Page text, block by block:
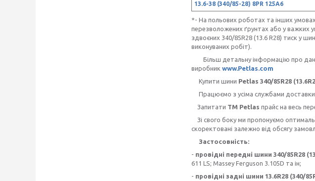
13.6-38 (340/85-28) 8PR 125A6
*- На польових роботах та інших
перезволожених ґрунтах або у важких
здвоєних 340/85R28 (13.6 R28) тиск у
виконуваних робіт).
Більш детальну інформацію про
виробник www.Petlas.com
Купити шини Petlas 340/85R28
Працюємо з усіма службами доставки:
Запитати ТМ Petlas прайс на весь
Зі свого боку ми пропонуємо
скоректовані залежно від обсягу
Застосовність:
- провідні передні шини 340/85R28
611 LS; Massey Ferguson 3.105D та ін;
- провідні задні шини 13.6R28 (340/